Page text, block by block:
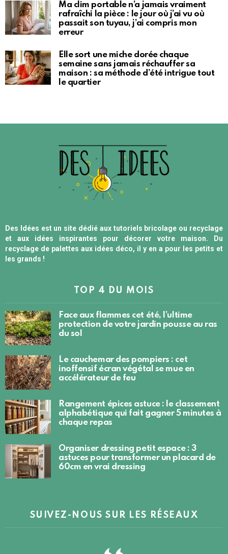
Ma clim portable n’a jamais vraiment
rafraîchi la pièce : le jour où j’ai vu où
passait son tuyau, j’ai compris mon
erreur
Elle sort une miche dorée chaque
semaine sans jamais réchauffer sa
maison : sa méthode d’été intrigue tout
le quartier
Des Idées est un site dédié aux tutoriels bricolage ou recyclage
et aux idées inspirantes pour décorer votre maison. Du
recyclage de palettes aux idées déco, il y en a pour les petits et
les grands !
TOP 4 DU MOIS
Face aux flammes cet été, l’ultime
protection de votre jardin pousse au ras
du sol
Le cauchemar des pompiers : cet
inoffensif écran végétal se mue en
accélérateur de feu
Rangement épices astuce : le classement
alphabétique qui fait gagner 5 minutes à
chaque repas
Organiser dressing petit espace : 3
astuces pour transformer un placard de
60cm en vrai dressing
SUIVEZ-NOUS SUR LES RÉSEAUX